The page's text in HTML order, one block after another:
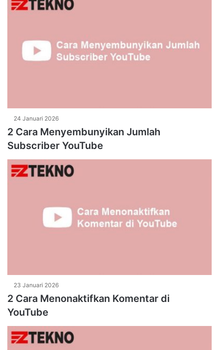
24 Januari 2026
2 Cara Menyembunyikan Jumlah
Subscriber YouTube
23 Januari 2026
2 Cara Menonaktifkan Komentar di
YouTube